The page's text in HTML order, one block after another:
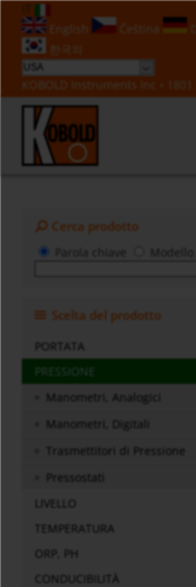
English
Čeština
한국의
KOBOLD Instruments Inc •
Cerca prodotto
Modello
Scelta del prodotto
PORTATA
PRESSIONE
Manometri, Analogici
Manometri, Digitali
Trasmettitori di Pressione
Pressostati
LIVELLO
TEMPERATURA
ORP, PH
CONDUCIBILITÀ